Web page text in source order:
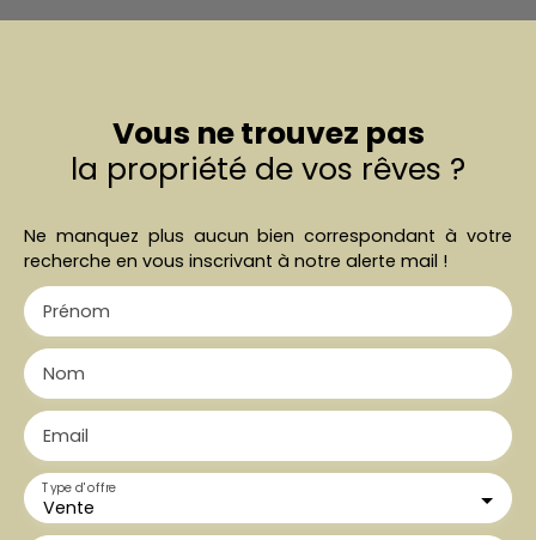
Vous ne trouvez pas
la propriété de vos rêves ?
Ne manquez plus aucun bien correspondant à votre
recherche en vous inscrivant à notre alerte mail !
Prénom
Nom
Email
Vente
Type d'offre